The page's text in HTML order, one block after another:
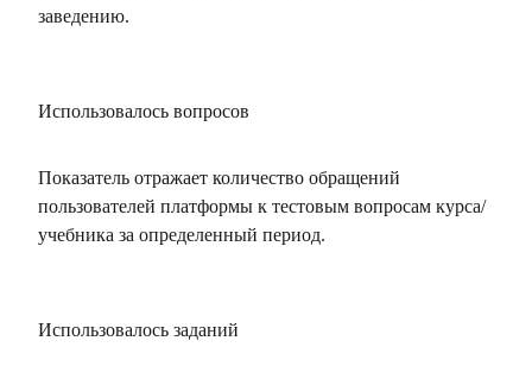
заведению.
Использовалось вопросов
Показатель отражает количество обращений
пользователей платформы к тестовым вопросам курса/
учебника за определенный период.
Использовалось заданий